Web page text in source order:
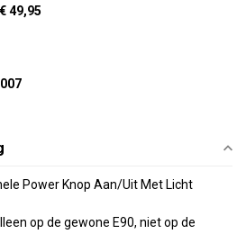
49,95
Power Knop Aan/Uit Met Licht
op de gewone E90, niet op de